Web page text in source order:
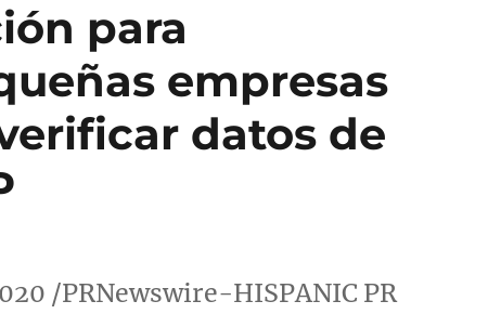
para
empresas
datos de
/PRNewswire-HISPANIC PR